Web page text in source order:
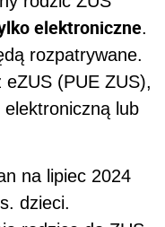
elektroniczne.
rozpatrywane.
eZUS (PUE ZUS),
lub
na lipiec 2024
dzieci.